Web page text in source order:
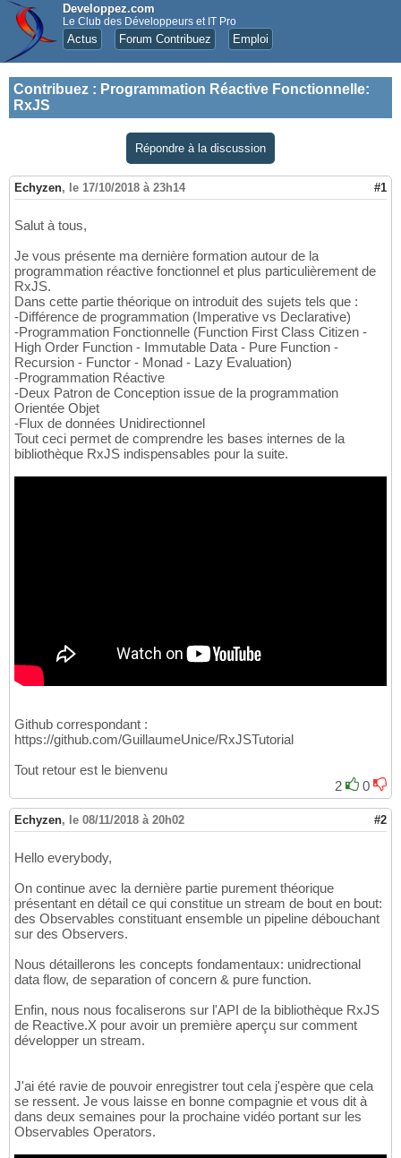
Developpez.com
Le Club des Développeurs et IT Pro
Actus Forum Contribuez Emploi
Contribuez : Programmation Réactive Fonctionnelle:
RxJS
Répondre à la discussion
Echyzen, le 17/10/2018 à 23h14 #1
Salut à tous,
Je vous présente ma dernière formation autour de la
programmation réactive fonctionnel et plus particulièrement de
RxJS.
Dans cette partie théorique on introduit des sujets tels que :
-Différence de programmation (Imperative vs Declarative)
-Programmation Fonctionnelle (Function First Class Citizen -
High Order Function - Immutable Data - Pure Function -
Recursion - Functor - Monad - Lazy Evaluation)
-Programmation Réactive
-Deux Patron de Conception issue de la programmation
Orientée Objet
-Flux de données Unidirectionnel
Tout ceci permet de comprendre les bases internes de la
bibliothèque RxJS indispensables pour la suite.
Github correspondant :
https://github.com/GuillaumeUnice/RxJSTutorial
Tout retour est le bienvenu
2
0
Echyzen, le 08/11/2018 à 20h02 #2
Hello everybody,
On continue avec la dernière partie purement théorique
présentant en détail ce qui constitue un stream de bout en bout:
des Observables constituant ensemble un pipeline débouchant
sur des Observers.
Nous détaillerons les concepts fondamentaux: unidrectional
data flow, de separation of concern & pure function.
Enfin, nous nous focaliserons sur l'API de la bibliothèque RxJS
de Reactive.X pour avoir un première aperçu sur comment
développer un stream.
J'ai été ravie de pouvoir enregistrer tout cela j'espère que cela
se ressent. Je vous laisse en bonne compagnie et vous dit à
dans deux semaines pour la prochaine vidéo portant sur les
Observables Operators.